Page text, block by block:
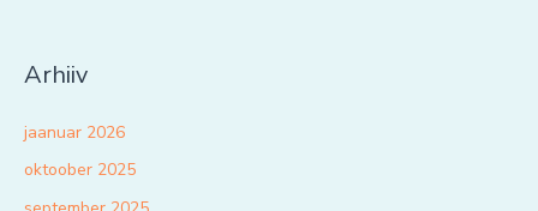
Arhiiv
jaanuar 2026
oktoober 2025